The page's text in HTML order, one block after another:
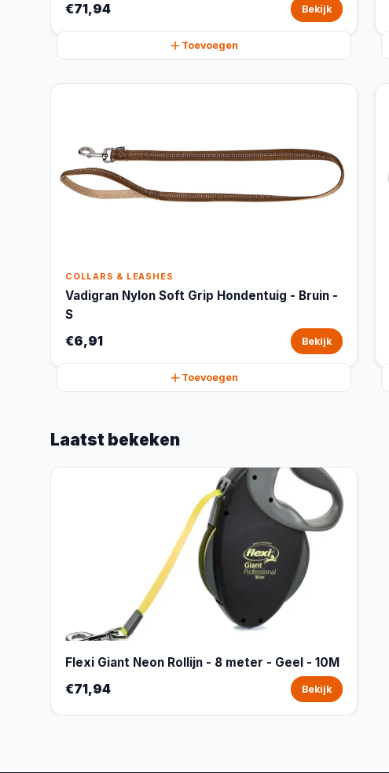
€71,94 Bekijk
Toevoegen
COLLARS & LEASHES
Vadigran Nylon Soft Grip Hondentuig - Bruin -
S
€6,91 Bekijk
Toevoegen
Laatst bekeken
Flexi Giant Neon Rollijn - 8 meter - Geel - 10M
€71,94 Bekijk